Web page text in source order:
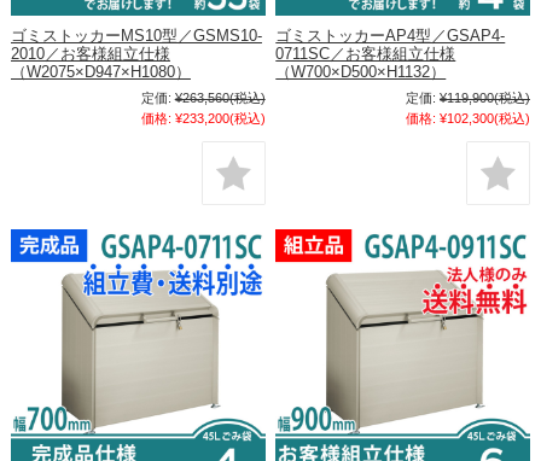
ゴミストッカーMS10型／GSMS10-
2010／お客様組立仕様
（W2075×D947×H1080）
定価: ¥263,560(税込)
価格: ¥233,200(税込)
ゴミストッカーAP4型／GSAP4-
0711SC／お客様組立仕様
（W700×D500×H1132）
定価: ¥119,900(税込)
価格: ¥102,300(税込)